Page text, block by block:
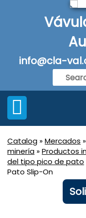
info@cla-
Catalog »Mercados »
minería »Productos
del tipo pico de pato
Pato Slip-On